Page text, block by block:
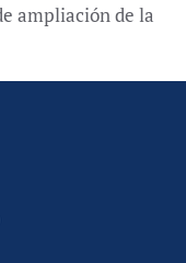
ampliación de la